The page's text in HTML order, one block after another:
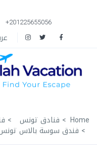
+201225655056
Home فنادق تونس
فندق سوسة بالاس